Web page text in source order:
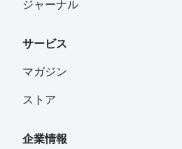
ジャーナル
サービス
マガジン
ストア
企業情報